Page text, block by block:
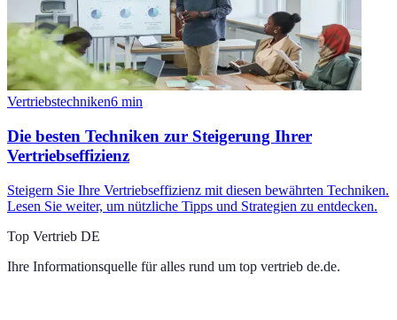
Vertriebstechniken6 min
Die besten Techniken zur Steigerung Ihrer
Vertriebseffizienz
Steigern Sie Ihre Vertriebseffizienz mit diesen bewährten Techniken.
Lesen Sie weiter, um nützliche Tipps und Strategien zu entdecken.
Top Vertrieb DE
Ihre Informationsquelle für alles rund um top vertrieb de.de.